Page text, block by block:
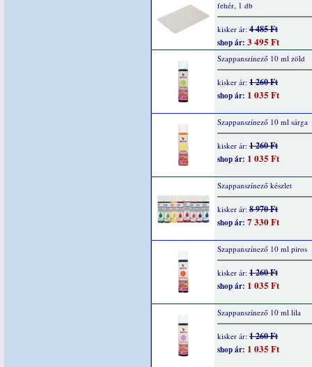
fehér, 1 db
kisker ár: 4 485 Ft
shop ár: 3 495 Ft
Szappanszínező 10 ml zöld
kisker ár: 1 260 Ft
shop ár: 1 035 Ft
Szappanszínező 10 ml sárga
kisker ár: 1 260 Ft
shop ár: 1 035 Ft
Szappanszínező készlet
kisker ár: 8 970 Ft
shop ár: 7 330 Ft
Szappanszínező 10 ml piros
kisker ár: 1 260 Ft
shop ár: 1 035 Ft
Szappanszínező 10 ml lila
kisker ár: 1 260 Ft
shop ár: 1 035 Ft